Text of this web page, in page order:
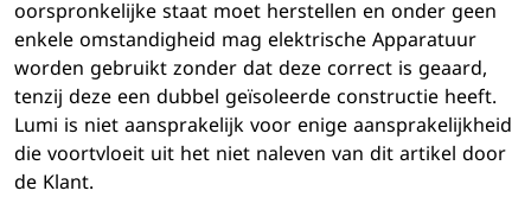
oorspronkelijke staat moet herstellen en onder geen
enkele omstandigheid mag elektrische Apparatuur
worden gebruikt zonder dat deze correct is geaard,
tenzij deze een dubbel geïsoleerde constructie heeft.
Lumi is niet aansprakelijk voor enige aansprakelijkheid
die voortvloeit uit het niet naleven van dit artikel door
de Klant.